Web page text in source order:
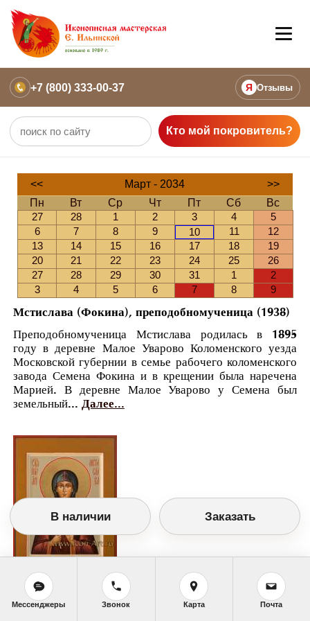
+7 (800) 333-00-37 Я Отзывы
Кто мой покровитель?
<< Март - 2034
>>
Пн
Вт Ср Чт Пт Сб
Вс
27
28 1 2 3 4
5
6
7 8 9 10 11
12
13
14 15 16 17 18
19
20
21 22 23 24 25
26
27
28 29 30 31 1
2
3
4 5 6 7 8 9
Мстислава (Фокина), преподобномученица (1938)
Преподобномученица Мстислава родилась в 1895
году в деревне Малое Уварово Коломенского уезда
Московской губернии в семье рабочего коломенского
завода Семена Фокина и в крещении была наречена
Марией. В деревне Малое Уварово у Семена был
земельный... Далее...
Православный календарь
<<Пятница, 10 Марта (25 Февраля по
В наличии Заказать
Мессенджеры Звонок Карта Почта